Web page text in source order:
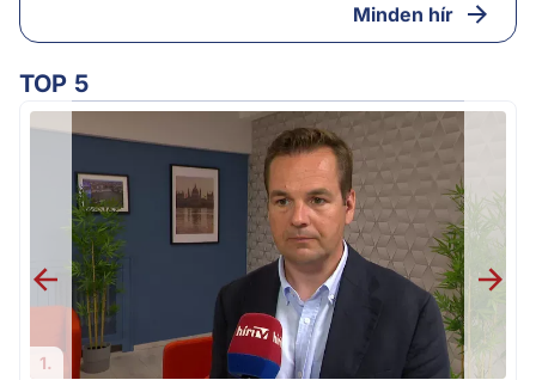
Minden hír
TOP 5
1.